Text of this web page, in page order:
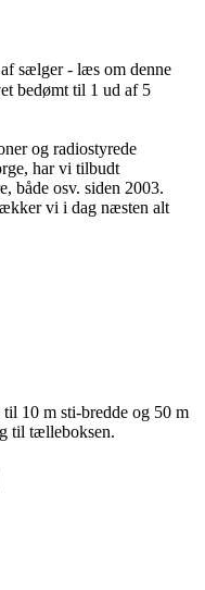
sælger - læs om denne
bedømt til 1 ud af 5
og radiostyrede
har vi tilbudt
både osv. siden 2003.
vi i dag næsten alt
10 m sti-bredde og 50 m
til tælleboksen.